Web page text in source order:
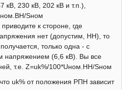
кВ, 230 кВ, 202 кВ и т.п.),
Sном
к стороне, где
нет (допустим, НН), то
только одна - с
напряжением (6,6 кВ). Вы все
т.е. Z=uk%/100*Uном.НН/Sном
uk% от положения РПН зависит